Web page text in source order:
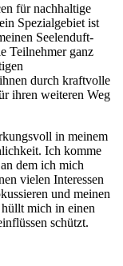
für nachhaltige
Spezialgebiet ist
Seelenduft-
Teilnehmer ganz
durch kraftvolle
ihren weiteren Weg
in meinem
Ich komme
dem ich mich
vielen Interessen
und meinen
mich in einen
schützt.